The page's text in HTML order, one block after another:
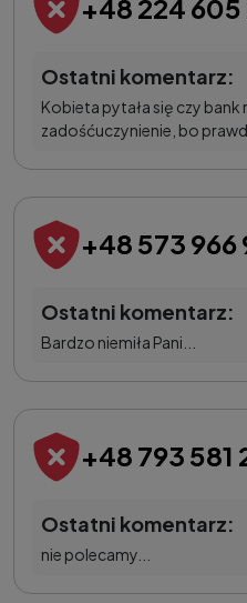
+48 224
Ostatni komentarz:
Kobieta pytała się czy bank
zadośćuczynienie, bo
+48 573 966
Ostatni komentarz:
Bardzo niemiła Pani...
+48 793 581
Ostatni komentarz:
nie polecamy...